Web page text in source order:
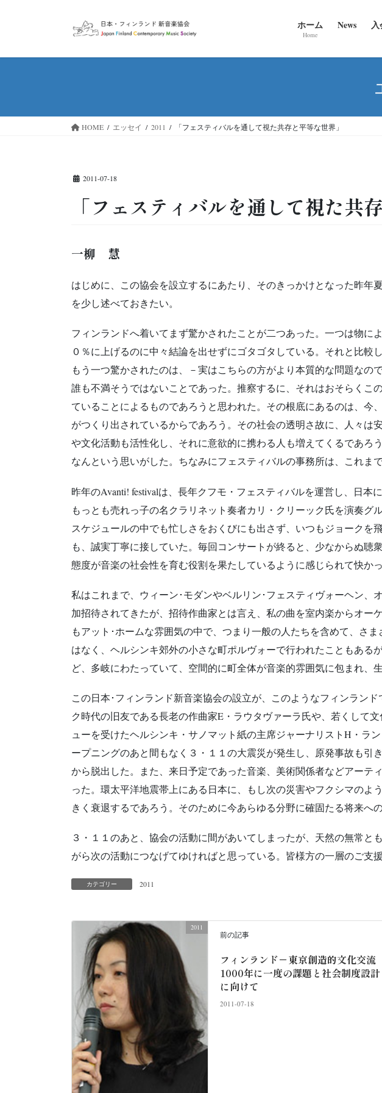
ホーム
Home
News
HOME エッセイ 2011 「フェスティバルを通して視た共存と平等な世界」
2011-07-18
「フェスティバルを通して視た共
一柳 慧
はじめに、この協会を設立するにあたり、そのきっかけとなった昨年
を少し述べておきたい。
フィンランドへ着いてまず驚かされたことが二つあった。一つは物
０％に上げるのに中々結論を出せずにゴタゴタしている。それと比
もう一つ驚かされたのは、－実はこちらの方がより本質的な問題なの
誰も不満そうではないことであった。推察するに、それはおそらく
ていることによるものであろうと思われた。その根底にあるのは、
がつくり出されているからであろう。その社会の透明さ故に、人々
や文化活動も活性化し、それに意欲的に携わる人も増えてくるであろ
なんという思いがした。ちなみにフェスティバルの事務所は、これま
昨年のAvanti! festivalは、長年クフモ・フェスティバルを運営し、日
もっとも売れっ子の名クラリネット奏者カリ・クリーック氏を演奏
スケジュールの中でも忙しさをおくびにも出さず、いつもジョーク
も、誠実丁寧に接していた。毎回コンサートが終ると、少なからぬ
態度が音楽の社会性を育む役割を果たしているように感じられて快かっ
私はこれまで、ウィーン･モダンやベルリン･フェスティヴォーヘン
加招待されてきたが、招待作曲家とは言え、私の曲を室内楽からオー
もアット･ホームな雰囲気の中で、つまり一般の人たちを含めて、さ
はなく、ヘルシンキ郊外の小さな町ポルヴォーで行われたこともあ
ど、多岐にわたっていて、空間的に町全体が音楽的雰囲気に包まれ、
この日本･フィンランド新音楽協会の設立が、このようなフィンラン
ク時代の旧友である長老の作曲家E・ラウタヴァーラ氏や、若くして
ューを受けたヘルシンキ・サノマット紙の主席ジャーナリストH・ラ
ープニングのあと間もなく３・１１の大震災が発生し、原発事故も
から脱出した。また、来日予定であった音楽、美術関係者などアー
った。環太平洋地震帯上にある日本に、もし次の災害やフクシマの
きく衰退するであろう。そのために今あらゆる分野に確固たる将来へ
３・１１のあと、協会の活動に間があいてしまったが、天然の無常
がら次の活動につなげてゆければと思っている。皆様方の一層のご支
カテゴリー 2011
2011
前の記事
フィンランド－東京創造的文化交流
1000年に一度の課題と社会制度設計
に向けて
2011-07-18